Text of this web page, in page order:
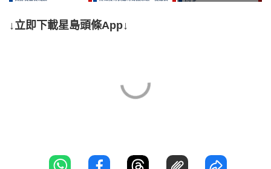
↓立即下載星島頭條App↓